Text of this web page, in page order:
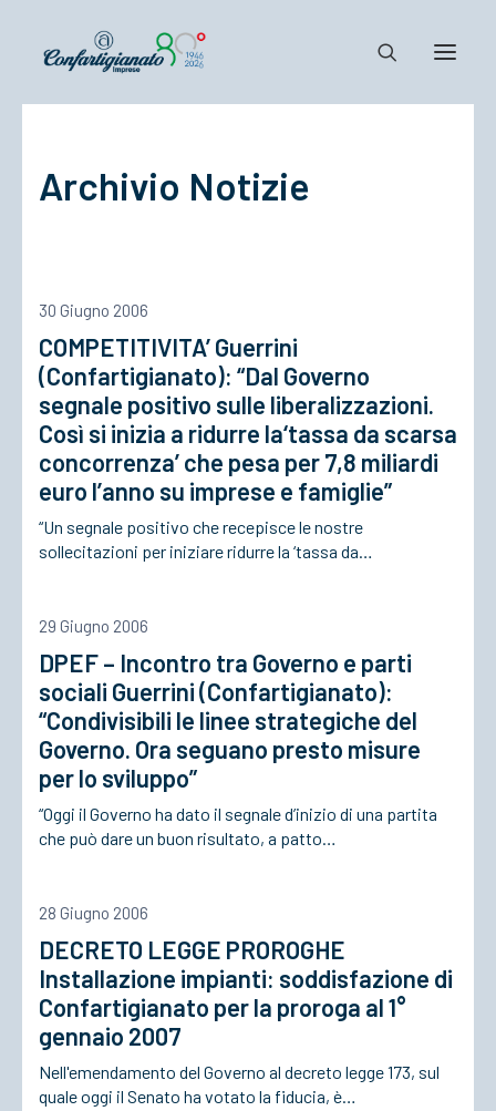
Confartigianato
Cosa Facciamo
Associarsi
ACCEDI
Archivio Notizie
30 Giugno 2006
COMPETITIVITA’ Guerrini
(Confartigianato): “Dal Governo
segnale positivo sulle liberalizzazioni.
Così si inizia a ridurre la‘tassa da scarsa
concorrenza’ che pesa per 7,8 miliardi
euro l’anno su imprese e famiglie”
“Un segnale positivo che recepisce le nostre
sollecitazioni per iniziare ridurre la ‘tassa da…
29 Giugno 2006
DPEF – Incontro tra Governo e parti
sociali Guerrini (Confartigianato):
“Condivisibili le linee strategiche del
Governo. Ora seguano presto misure
per lo sviluppo”
“Oggi il Governo ha dato il segnale d’inizio di una partita
che può dare un buon risultato, a patto…
28 Giugno 2006
DECRETO LEGGE PROROGHE
Installazione impianti: soddisfazione di
Confartigianato per la proroga al 1°
gennaio 2007
Nell'emendamento del Governo al decreto legge 173, sul
quale oggi il Senato ha votato la fiducia, è…